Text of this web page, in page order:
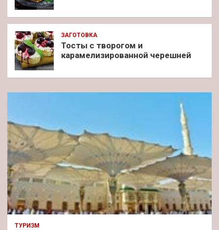
ЗАГОТОВКА
Тосты с творогом и
карамелизированной черешней
ТУРИЗМ